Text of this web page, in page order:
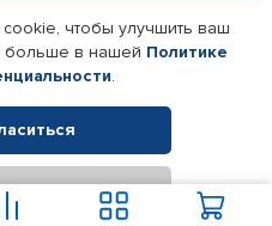
Реквизиты компании
Все права защищены.
товаров Автопрофи.
чтобы улучшить ваш
больше в нашей Политике
.
В корзину